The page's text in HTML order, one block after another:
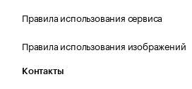
Правила использования сервиса
Правила использования изображений
Контакты